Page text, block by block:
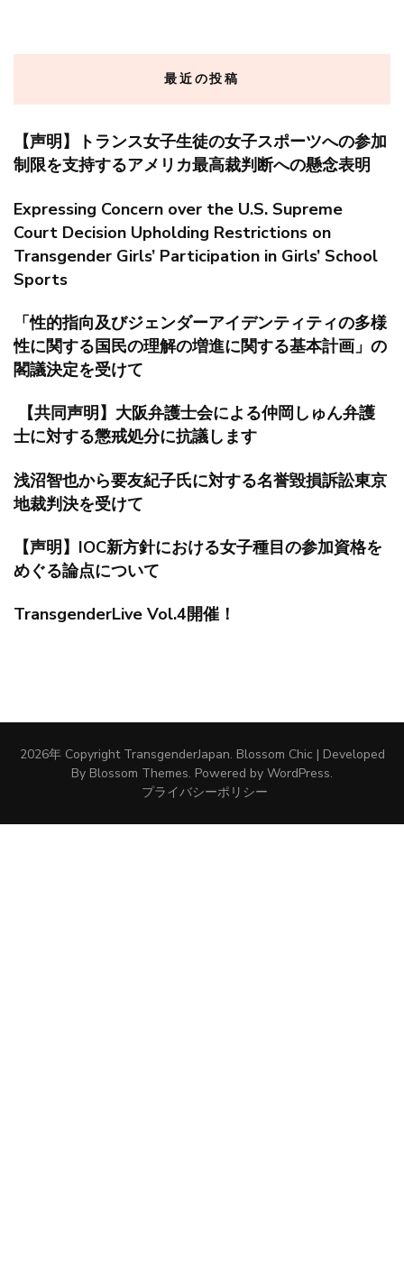
最近の投稿
【声明】トランス女子生徒の女子スポーツへの参加
制限を支持するアメリカ最高裁判断への懸念表明
Expressing Concern over the U.S. Supreme
Court Decision Upholding Restrictions on
Transgender Girls’ Participation in Girls’ School
Sports
「性的指向及びジェンダーアイデンティティの多様
性に関する国民の理解の増進に関する基本計画」の
閣議決定を受けて
【共同声明】大阪弁護士会による仲岡しゅん弁護
士に対する懲戒処分に抗議します
浅沼智也から要友紀子氏に対する名誉毀損訴訟東京
地裁判決を受けて
【声明】IOC新方針における女子種目の参加資格を
めぐる論点について
TransgenderLive Vol.4開催！
2026年 Copyright TransgenderJapan. Blossom Chic | Developed
By Blossom Themes. Powered by WordPress.
プライバシーポリシー